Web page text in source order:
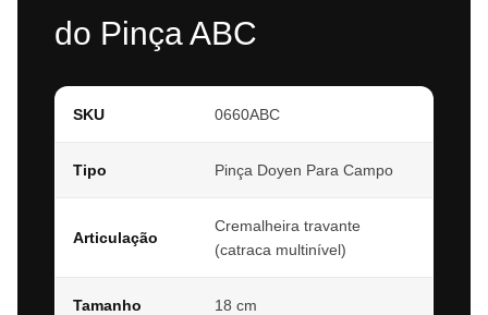
do Pinça ABC
SKU 0660ABC
Tipo Pinça Doyen Para Campo
Articulação
Cremalheira travante
(catraca multinível)
Tamanho 18 cm